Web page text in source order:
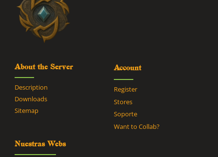
About the Server
Description
Downloads
Sitemap
Account
Register
Stores
Soporte
Want to Collab?
Nuestras Webs